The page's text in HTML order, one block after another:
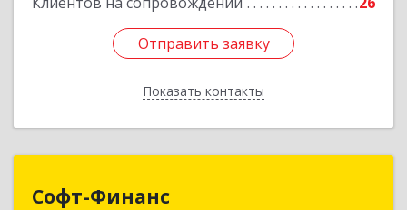
Отправить заявку
Показать контакты
Отправить заявку
Назад
Софт-Финанс